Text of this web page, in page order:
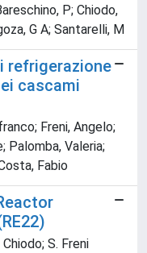
P; Chiodo,
G A; Santarelli, M
refrigerazione
cascami
Freni, Angelo;
Palomba, Valeria;
Fabio
S. Freni